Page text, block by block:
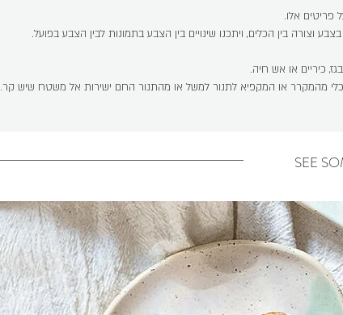
פריטים אלו.
וצורה בין הכלים, ויתכנו שינויים בין הצבע בתמונות לבין הצבע בפועל.
כיריים או אש חיה.
כלי מהמקרר או המקפיא לתנור למשל או מהתנור החם ישירות אל משטח שיש קר.
SEE